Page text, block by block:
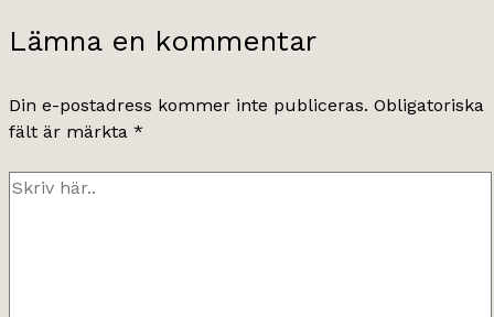
Lämna en kommentar
Din e-postadress kommer inte publiceras. Obligatoriska
fält är märkta *
Skriv